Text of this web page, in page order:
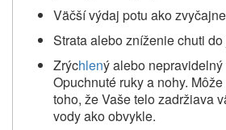
Väčší výdaj potu ako zvyčajne
Strata alebo zníženie chuti
Zrýchlený alebo nepravidelný
Opuchnuté ruky a nohy.
toho, že Vaše telo zadržiava
vody ako obvykle.